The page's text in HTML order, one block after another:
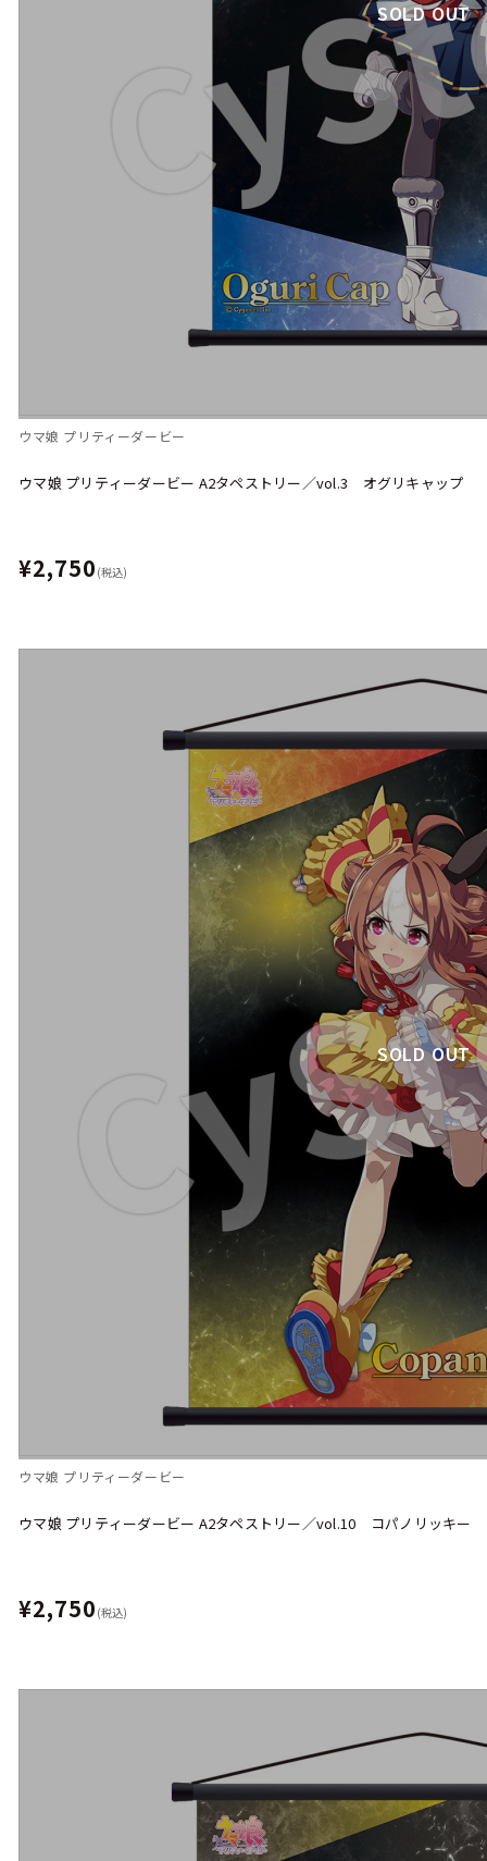
SOLD OUT
ウマ娘 プリティーダービー
ウマ娘 プリティーダービー A2タペストリー／vol.3 オグリキャップ
¥2,750 (税込)
SOLD OUT
ウマ娘 プリティーダービー
ウマ娘 プリティーダービー A2タペストリー／vol.10 コパノリッキー
¥2,750 (税込)